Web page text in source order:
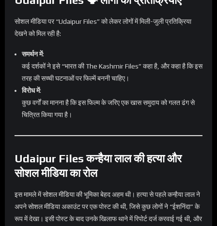
सोशल मीडिया पर “Udaipur Files” को लेकर लोगों में मिली-जुली प्रतिक्रिया
देखने को मिल रही है:
समर्थन में:
कई दर्शकों ने इसे “भारत की The Kashmir Files” कहा है, और कहा है कि इस
तरह की सच्ची घटनाओं पर फिल्में बननी चाहिए।
विरोध में:
कुछ वर्गों का मानना है कि इस फिल्म के जरिए एक खास समुदाय को गलत ढंग से
चित्रित किया गया है।
Udaipur Filesकन्हैया लाल की हत्या और
सोशल मीडिया का रोल
इस मामले में सोशल मीडिया की भूमिका बेहद अहम थी। हत्या से पहले कन्हैया लाल ने
अपने सोशल मीडिया अकाउंट पर एक पोस्ट की थी, जिसे कुछ लोगों ने “ईशनिंदा” के
रूप में देखा। इसी पोस्ट के बाद उनके खिलाफ थाने में रिपोर्ट दर्ज करवाई गई थी, और